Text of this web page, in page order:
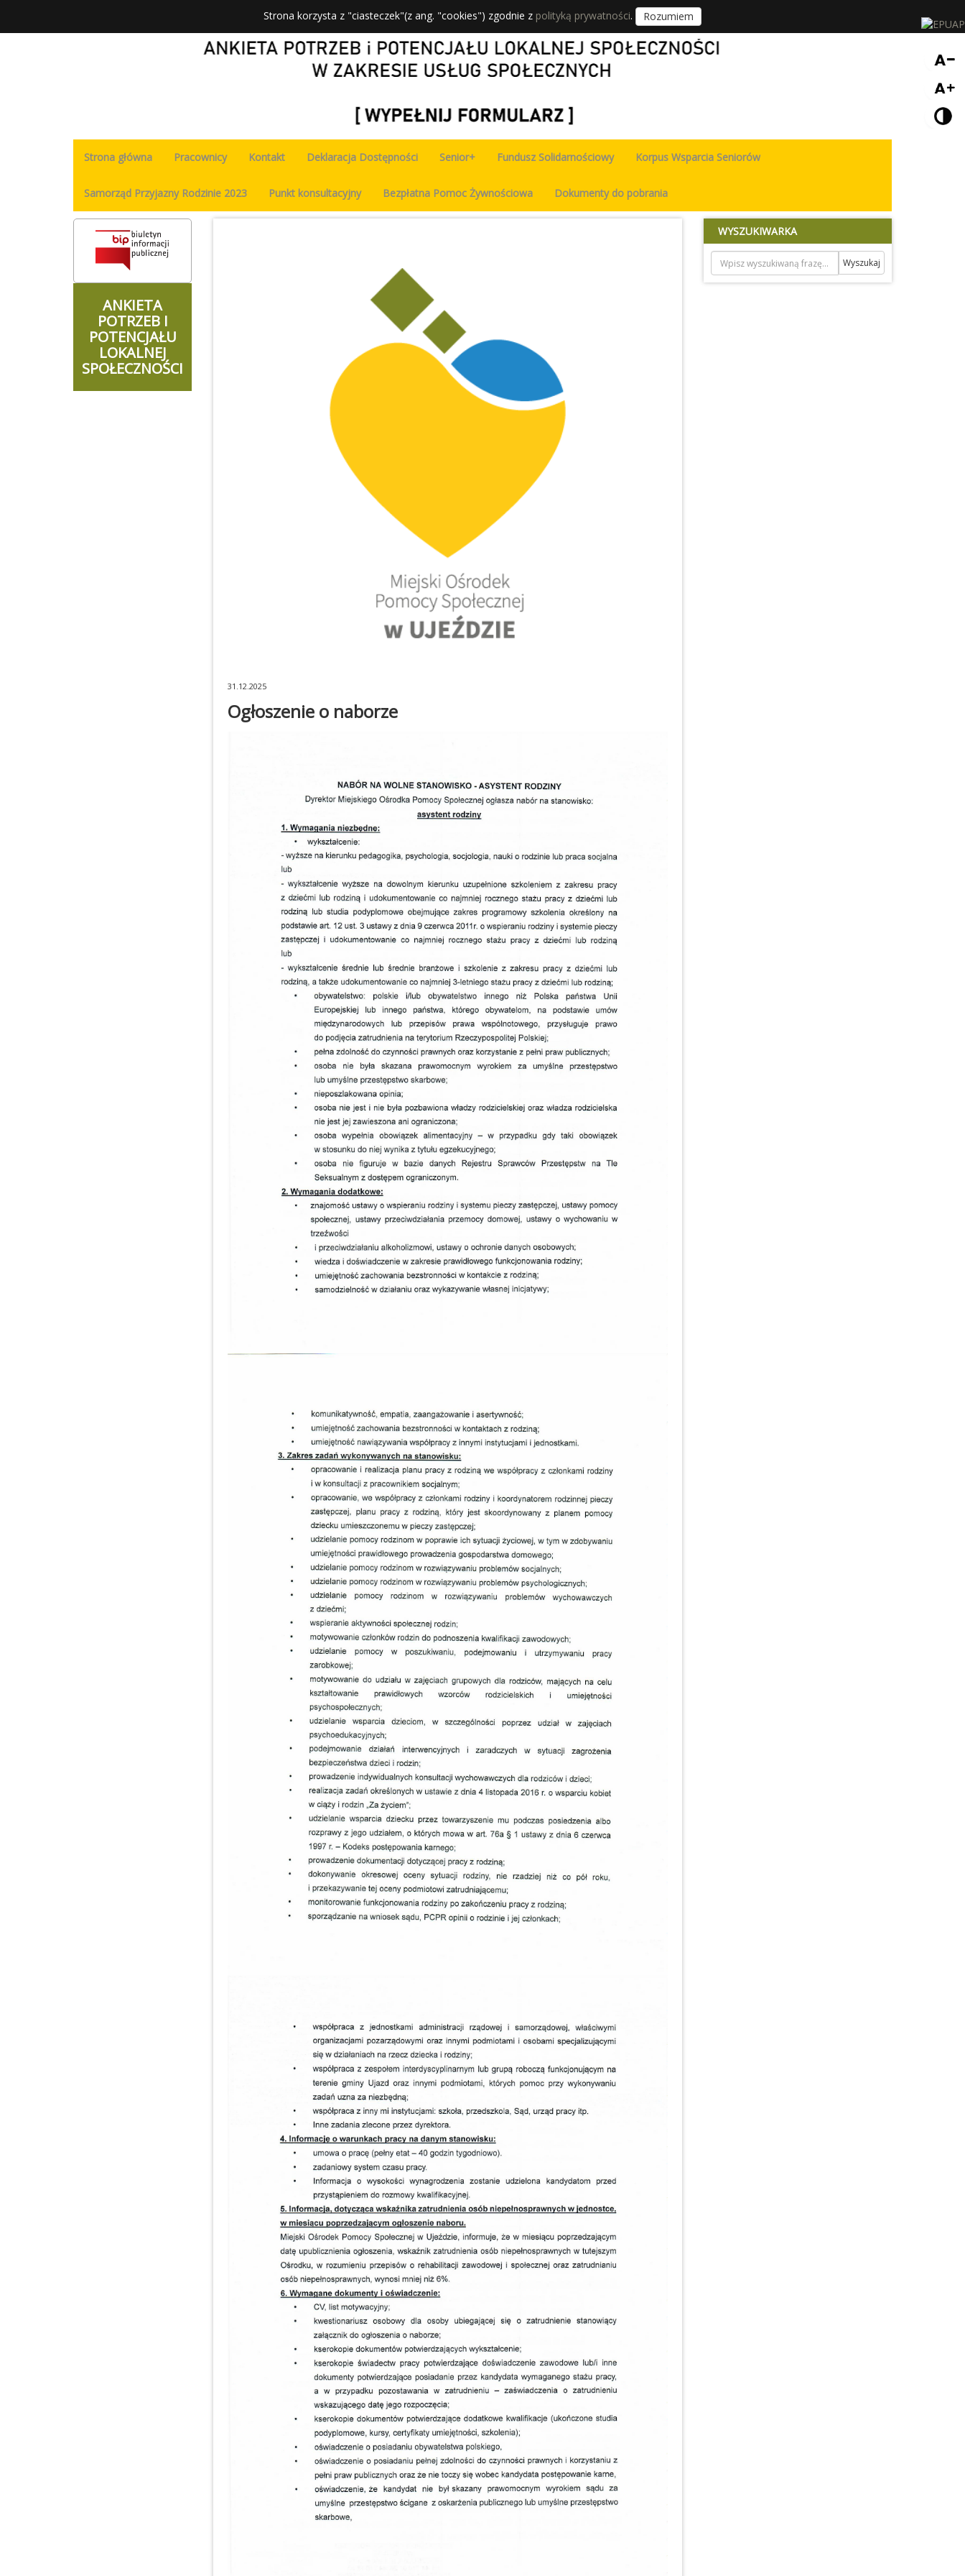
Strona korzysta z "ciasteczek"(z ang. "cookies") zgodnie z polityką prywatności. Rozumiem
Strona główna Pracownicy Kontakt Deklaracja Dostępności Senior+ Fundusz Solidarnościowy Korpus Wsparcia Seniorów
Samorząd Przyjazny Rodzinie 2023 Punkt konsultacyjny Bezpłatna Pomoc Żywnościowa Dokumenty do pobrania
31.12.2025
Ogłoszenie o naborze
ANKIETA
POTRZEB I
POTENCJAŁU
LOKALNEJ
SPOŁECZNOŚCI
WYSZUKIWARKA